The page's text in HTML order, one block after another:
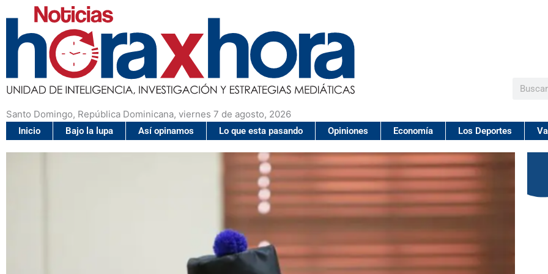
Santo Domingo, República Dominicana, viernes 7 de agosto, 2026
Buscar
Inicio Bajo la lupa Así opinamos Lo que esta pasando Opiniones Economía Los Deportes